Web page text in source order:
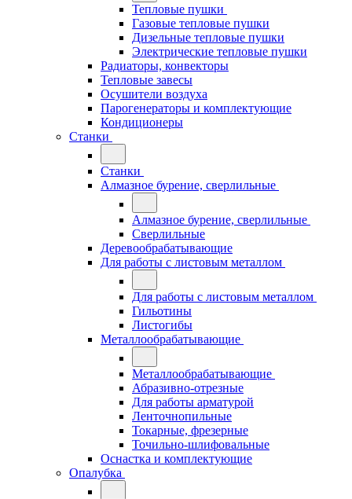
Тепловые пушки
Газовые тепловые пушки
Дизельные тепловые пушки
Электрические тепловые пушки
Радиаторы, конвекторы
Тепловые завесы
Осушители воздуха
Парогенераторы и комплектующие
Кондиционеры
Станки
Станки
Алмазное бурение, сверлильные
Алмазное бурение, сверлильные
Сверлильные
Деревообрабатывающие
Для работы с листовым металлом
Для работы с листовым металлом
Гильотины
Листогибы
Металлообрабатывающие
Металлообрабатывающие
Абразивно-отрезные
Для работы арматурой
Ленточнопильные
Токарные, фрезерные
Точильно-шлифовальные
Оснастка и комплектующие
Опалубка